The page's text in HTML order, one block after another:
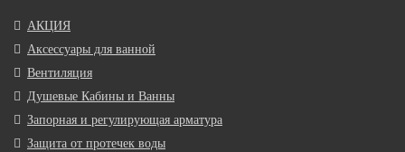
АКЦИЯ
Аксессуары для ванной
Вентиляция
Душевые Кабины и Ванны
Запорная и регулирующая арматура
Защита от протечек воды